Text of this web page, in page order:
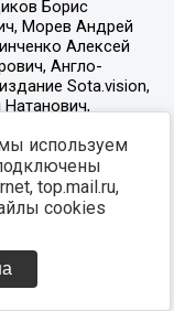
используем
top.mail.ru,
cookies